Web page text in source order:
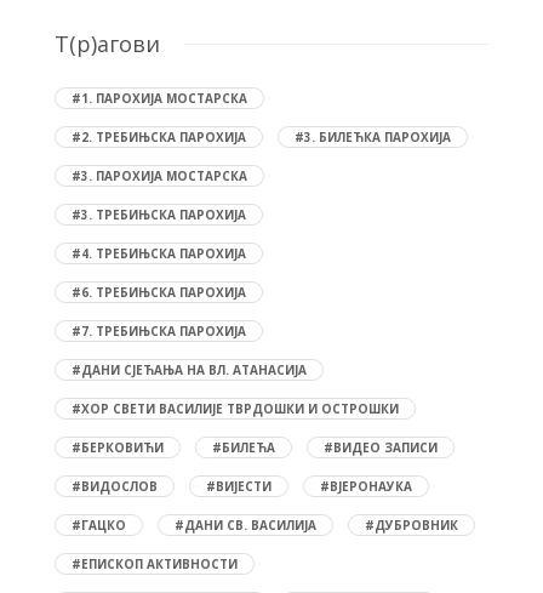
T(р)агови
#1. ПАРОХИЈА МОСТАРСКА
#2. ТРЕБИЊСКА ПАРОХИЈА #3. БИЛЕЋКА ПАРОХИЈА
#3. ПАРОХИЈА МОСТАРСКА
#3. ТРЕБИЊСКА ПАРОХИЈА
#4. ТРЕБИЊСКА ПАРОХИЈА
#6. ТРЕБИЊСКА ПАРОХИЈА
#7. ТРЕБИЊСКА ПАРОХИЈА
#ДАНИ СЈЕЋАЊА НА ВЛ. АТАНАСИЈА
#ХОР СВЕТИ ВАСИЛИЈЕ ТВРДОШКИ И ОСТРОШКИ
#БЕРКОВИЋИ #БИЛЕЋА #ВИДЕО ЗАПИСИ
#ВИДОСЛОВ #ВИЈЕСТИ #ВЈЕРОНАУКА
#ГАЦКО #ДАНИ СВ. ВАСИЛИЈА #ДУБРОВНИК
#ЕПИСКОП АКТИВНОСТИ